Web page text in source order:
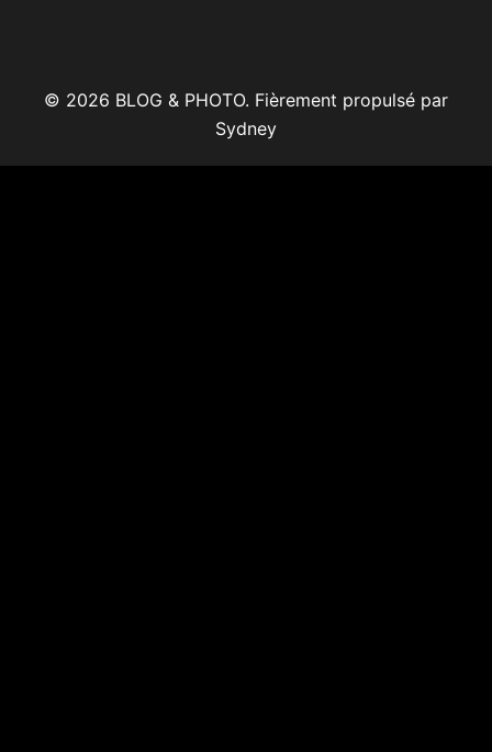
© 2026 BLOG & PHOTO. Fièrement propulsé par
Sydney